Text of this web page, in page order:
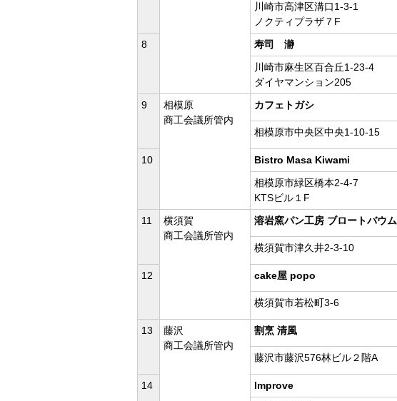
川崎市高津区溝口1-3-1
ノクティプラザ７F
8 寿司 瀞
川崎市麻生区百合丘1-23-4
ダイヤマンション205
9
相模原
商工会議所管内
カフェトガシ
相模原市中央区中央1-10-15
10 Bistro Masa Kiwami
相模原市緑区橋本2-4-7
KTSビル１F
11
横須賀
商工会議所管内
溶岩窯パン工房 ブロートバウム
横須賀市津久井2-3-10
12 cake屋 popo
横須賀市若松町3-6
13
藤沢
商工会議所管内
割烹 清風
藤沢市藤沢576林ビル２階A
14 Improve